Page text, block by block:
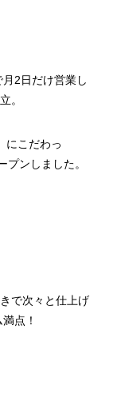
2日だけ営業し
。
にこだわっ
プンしました。
で次々と仕上げ
点！